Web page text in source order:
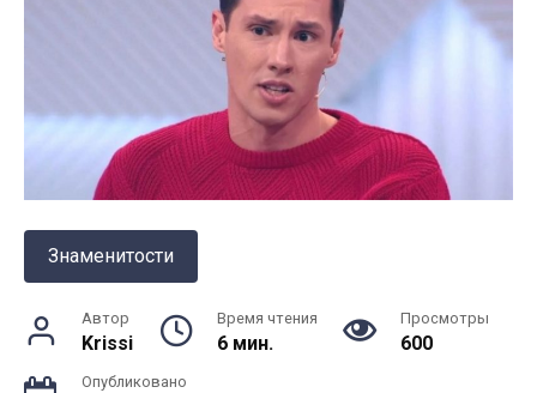
Знаменитости
Автор
Krissi
Время чтения
6 мин.
Просмотры
600
Опубликовано